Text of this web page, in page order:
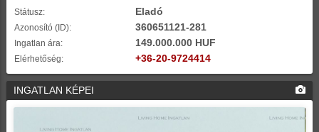
Státusz: Eladó
Azonosító (ID): 360651121-281
Ingatlan ára: 149.000.000 HUF
Elérhetőség: +36-20-9724414
INGATLAN KÉPEI